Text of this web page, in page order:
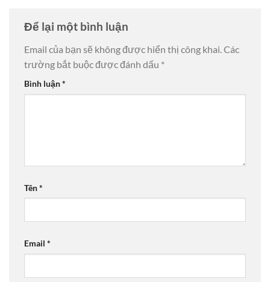
Để lại một bình luận
Email của bạn sẽ không được hiển thị công khai.Các
trường bắt buộc được đánh dấu *
Bình luận*
Tên*
Email *